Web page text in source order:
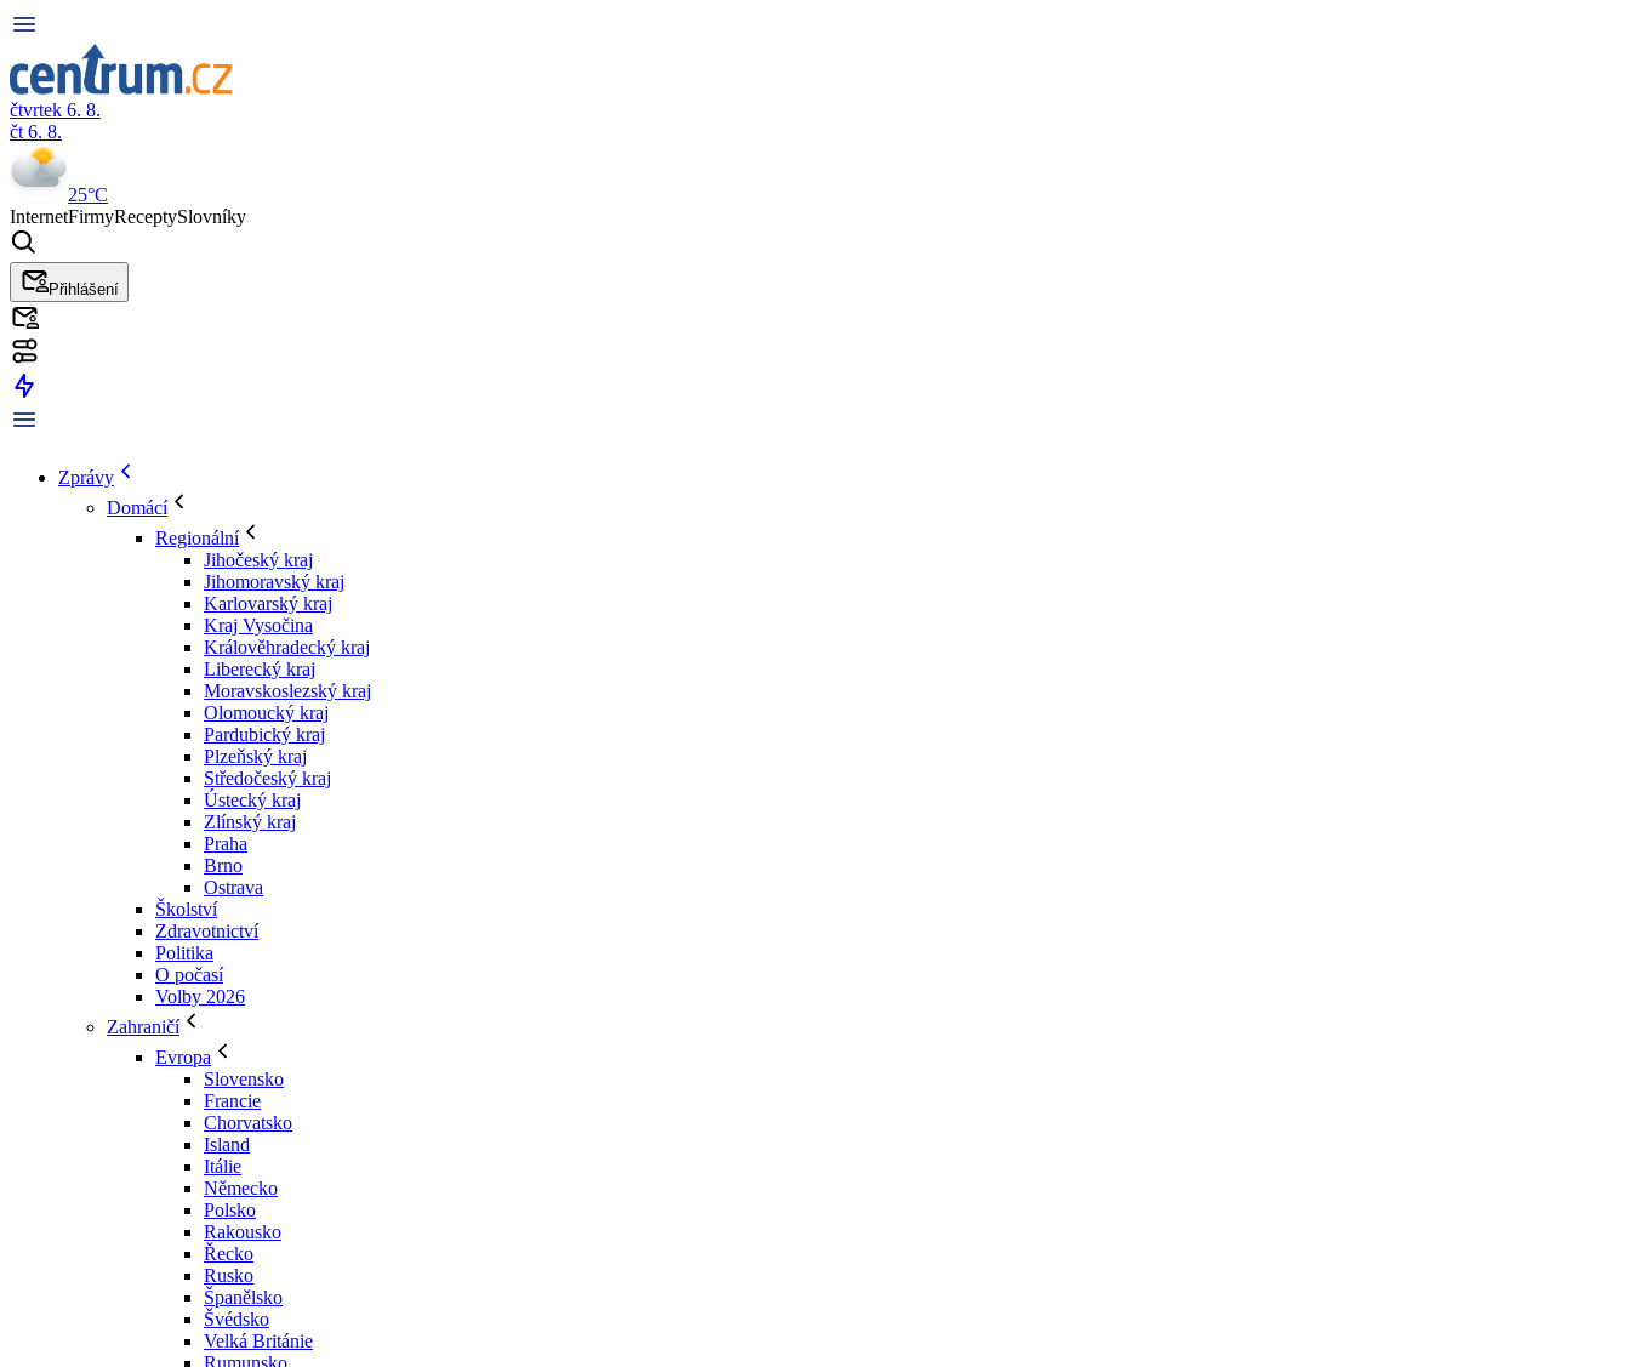
čtvrtek 6. 8.
čt 6. 8.
25°C
InternetFirmyReceptySlovníky
Přihlášení
Zprávy
Domácí
Regionální
Jihočeský kraj
Jihomoravský kraj
Karlovarský kraj
Kraj Vysočina
Králověhradecký kraj
Liberecký kraj
Moravskoslezský kraj
Olomoucký kraj
Pardubický kraj
Plzeňský kraj
Středočeský kraj
Ústecký kraj
Zlínský kraj
Praha
Brno
Ostrava
Školství
Zdravotnictví
Politika
O počasí
Volby 2026
Zahraničí
Evropa
Slovensko
Francie
Chorvatsko
Island
Itálie
Německo
Polsko
Rakousko
Řecko
Rusko
Španělsko
Švédsko
Velká Británie
Rumunsko